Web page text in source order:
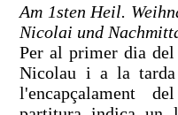
Am 1sten Heil.
Nicolai und
Per al primer dia
Nicolau i a la tarda
l'encapçalament